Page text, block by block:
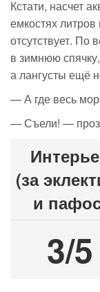
Кстати, насчет
емкостях
отсутствует. По
в зимнюю
а лангусты ещё
— А где весь
— Съели! —
(за
и
3/5